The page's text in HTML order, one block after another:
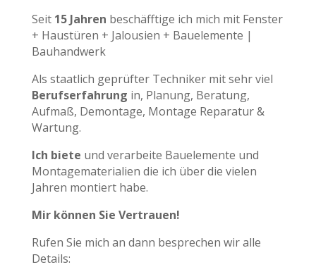
Seit 15 Jahren beschäfftige ich mich mit Fenster
+ Haustüren + Jalousien + Bauelemente |
Bauhandwerk
Als staatlich geprüfter Techniker mit sehr viel
Berufserfahrung in, Planung, Beratung,
Aufmaß, Demontage, Montage Reparatur &
Wartung.
Ich biete und verarbeite Bauelemente und
Montagematerialien die ich über die vielen
Jahren montiert habe.
Mir können Sie Vertrauen!
Rufen Sie mich an dann besprechen wir alle
Details: